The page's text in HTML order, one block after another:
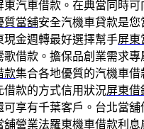
東汽車借款。在典當同時可
質當舖安全汽機車貸款是
金週轉最好選擇幫手屏東
借款。擔保品創業需求專
款集合各地優質的汽機車
借款的方式信用狀況屏東借
可享有千葉客戶。台北當
舖營業法羅東機車借款利息